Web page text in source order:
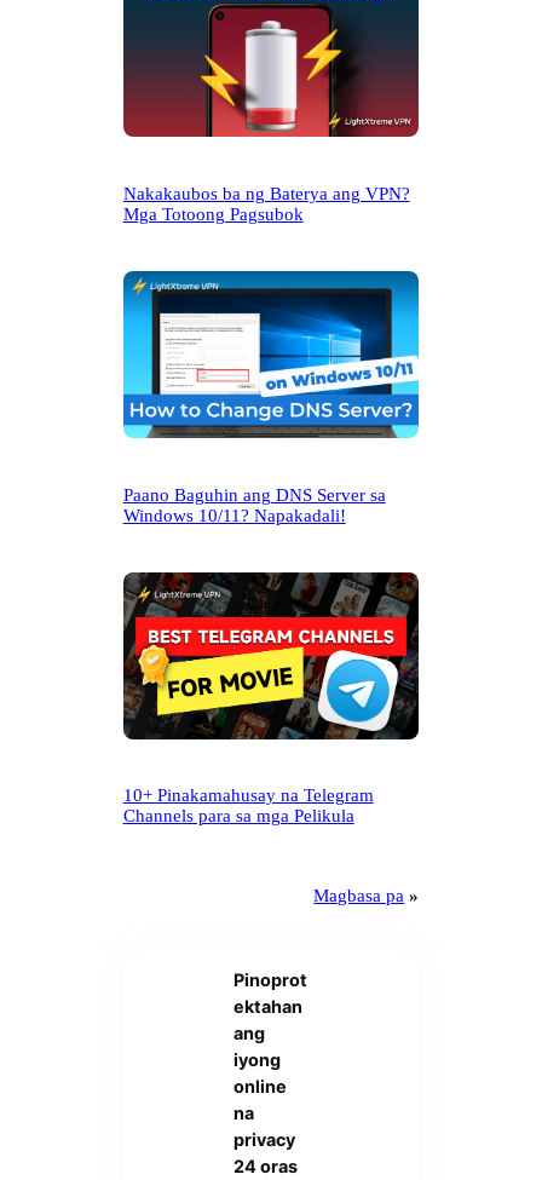
Nakakaubos ba ng Baterya ang VPN?
Mga Totoong Pagsubok
Paano Baguhin ang DNS Server sa
Windows 10/11? Napakadali!
10+ Pinakamahusay na Telegram
Channels para sa mga Pelikula
Magbasa pa »
Pinoprot
ektahan
ang
iyong
online
na
privacy
24 oras